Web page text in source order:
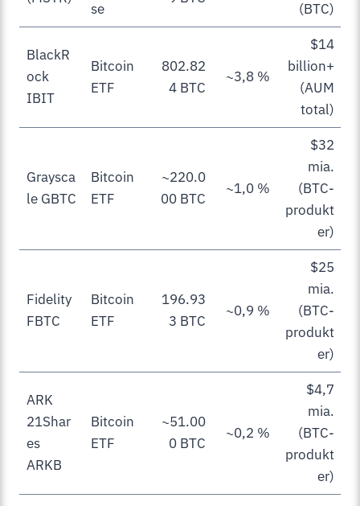
se (BTC)
BlackR
ock
IBIT
Bitcoin
ETF
802.82
4 BTC
~3,8 %
$14
billion+
(AUM
total)
Graysca
le GBTC
Bitcoin
ETF
~220.0
00 BTC
~1,0 %
$32
mia.
(BTC-
produkt
er)
Fidelity
FBTC
Bitcoin
ETF
196.93
3 BTC
~0,9 %
$25
mia.
(BTC-
produkt
er)
ARK
21Shar
es
ARKB
Bitcoin
ETF
~51.00
0 BTC
~0,2 %
$4,7
mia.
(BTC-
produkt
er)